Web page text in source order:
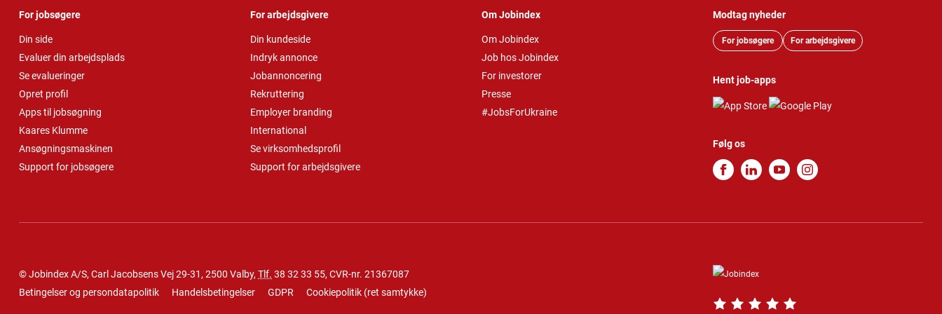
For jobsøgere
Din side
Evaluer din arbejdsplads
Se evalueringer
Opret profil
Apps til jobsøgning
Kaares Klumme
Ansøgningsmaskinen
Support for jobsøgere
For arbejdsgivere
Din kundeside
Indryk annonce
Jobannoncering
Rekruttering
Employer branding
International
Se virksomhedsprofil
Support for arbejdsgivere
Om Jobindex
Om Jobindex
Job hos Jobindex
For investorer
Presse
#JobsForUkraine
Modtag nyheder
For jobsøgere For arbejdsgivere
Hent job-apps
Følg os
© Jobindex A/S, Carl Jacobsens Vej 29-31, 2500 Valby, Tlf. 38 32 33 55, CVR-nr. 21367087
Betingelser og persondatapolitik
Handelsbetingelser GDPR Cookiepolitik (ret samtykke)